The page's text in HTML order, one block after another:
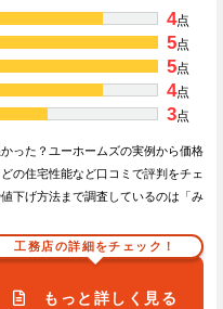
4点
5点
5点
4点
3点
った？ユーホームズの実例から価格
の住宅性能など口コミで評判をチェ
下げ方法まで調査しているのは「み
工務店の詳細をチェック！
もっと詳しく見る